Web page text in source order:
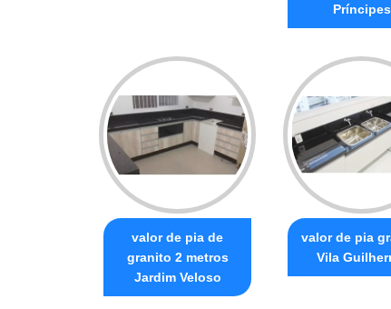
Príncipes
valor de pia de
granito 2 metros
Jardim Veloso
valor de pia
Vila